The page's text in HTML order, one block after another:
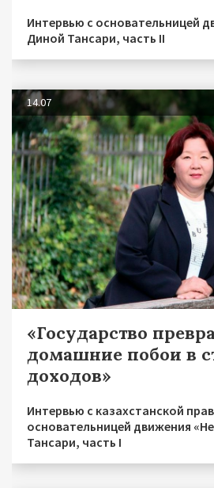
Интервью с основательницей
Диной Тансари, часть II
14.07
«Государство
домашние побои в
доходов»
Интервью с казахстанской
основательницей движения
Тансари, часть I